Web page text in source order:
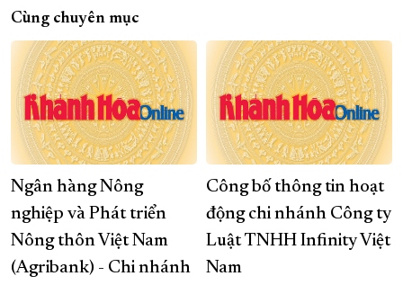
Cùng chuyên mục
Ngân hàng Nông
nghiệp và Phát triển
Nông thôn Việt Nam
(Agribank) - Chi nhánh
Công bố thông tin hoạt
động chi nhánh Công ty
Luật TNHH Infinity Việt
Nam